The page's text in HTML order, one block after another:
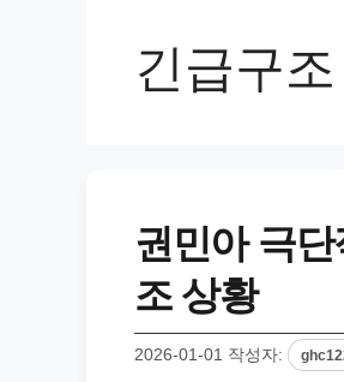
긴급구조
권민아 극
조 상황
2026-01-01 작성자: